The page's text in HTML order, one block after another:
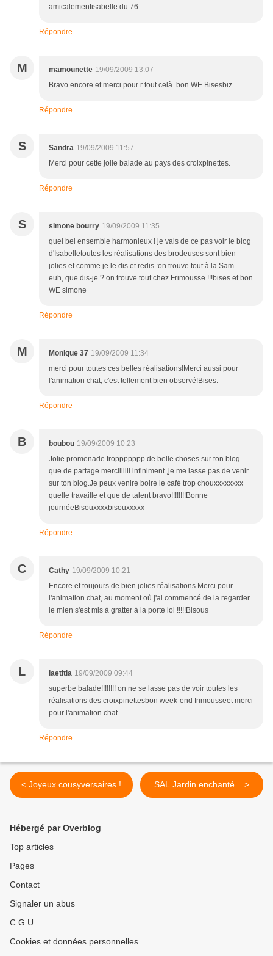
amicalementisabelle du 76
Répondre
M mamounette 19/09/2009 13:07
Bravo encore et merci pour r tout celà. bon WE Bisesbiz
Répondre
S Sandra 19/09/2009 11:57
Merci pour cette jolie balade au pays des croixpinettes.
Répondre
S simone bourry 19/09/2009 11:35
quel bel ensemble harmonieux ! je vais de ce pas voir le blog
d'Isabelletoutes les réalisations des brodeuses sont bien
jolies et comme je le dis et redis :on trouve tout à la Sam.....
euh, que dis-je ? on trouve tout chez Frimousse !!!bises et bon
WE simone
Répondre
M Monique 37 19/09/2009 11:34
merci pour toutes ces belles réalisations!Merci aussi pour
l'animation chat, c'est tellement bien observé!Bises.
Répondre
B boubou 19/09/2009 10:23
Jolie promenade troppppppp de belle choses sur ton blog
que de partage merciiiiiii infiniment ,je me lasse pas de venir
sur ton blog.Je peux venire boire le café trop chouxxxxxxxx
quelle travaille et que de talent bravo!!!!!!!!Bonne
journéeBisouxxxxbisouxxxxx
Répondre
C Cathy 19/09/2009 10:21
Encore et toujours de bien jolies réalisations.Merci pour
l'animation chat, au moment où j'ai commencé de la regarder
le mien s'est mis à gratter à la porte lol !!!!!Bisous
Répondre
L laetitia 19/09/2009 09:44
superbe balade!!!!!!!! on ne se lasse pas de voir toutes les
réalisations des croixpinettesbon week-end frimousseet merci
pour l'animation chat
Répondre
< Joyeux cousyversaires ! SAL Jardin enchanté... >
Hébergé par Overblog
Top articles
Pages
Contact
Signaler un abus
C.G.U.
Cookies et données personnelles